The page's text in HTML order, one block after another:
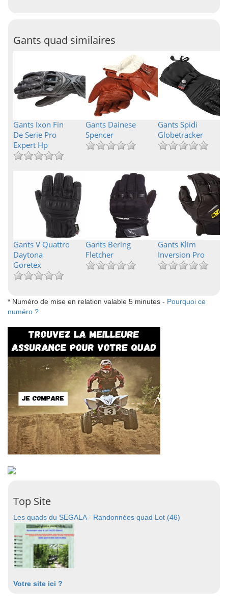
Gants quad similaires
Gants Ixon Fin
De Serie Pro
Expert Hp
Gants Dainese
Spencer
Gants Spidi
Globetracker
Gants V Quattro
Daytona
Goretex
Gants Bering
Fletcher
Gants Klim
Inversion Pro
* Numéro de mise en relation valable 5 minutes - Pourquoi ce
numéro ?
Top Site
Les quads du SEGALA - Randonnées quad Lot (46)
Votre site ici ?